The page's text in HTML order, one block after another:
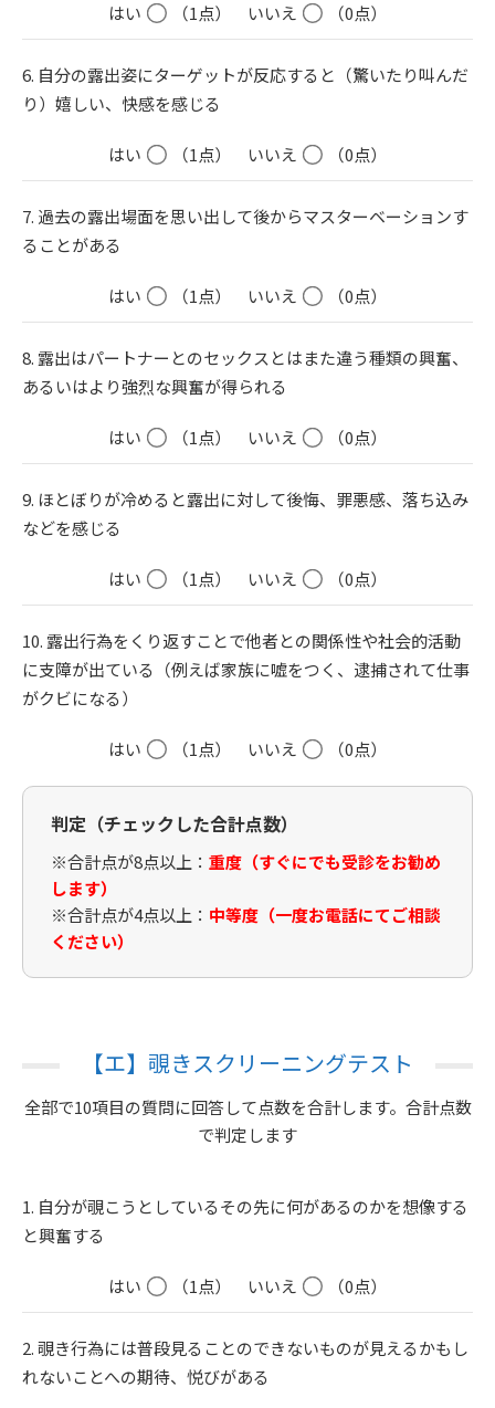
はい （1点） いいえ （0点）
6. 自分の露出姿にターゲットが反応すると（驚いたり叫んだ
り）嬉しい、快感を感じる
はい （1点） いいえ （0点）
7. 過去の露出場面を思い出して後からマスターベーションす
ることがある
はい （1点） いいえ （0点）
8. 露出はパートナーとのセックスとはまた違う種類の興奮、
あるいはより強烈な興奮が得られる
はい （1点） いいえ （0点）
9. ほとぼりが冷めると露出に対して後悔、罪悪感、落ち込み
などを感じる
はい （1点） いいえ （0点）
10. 露出行為をくり返すことで他者との関係性や社会的活動
に支障が出ている（例えば家族に嘘をつく、逮捕されて仕事
がクビになる）
はい （1点） いいえ （0点）
判定（チェックした合計点数）
※合計点が8点以上： 重度（すぐにでも受診をお勧め
します）
※合計点が4点以上： 中等度（一度お電話にてご相談
ください）
【エ】覗きスクリーニングテスト
全部で10項目の質問に回答して点数を合計します。合計点数
で判定します
1. 自分が覗こうとしているその先に何があるのかを想像する
と興奮する
はい （1点） いいえ （0点）
2. 覗き行為には普段見ることのできないものが見えるかもし
れないことへの期待、悦びがある